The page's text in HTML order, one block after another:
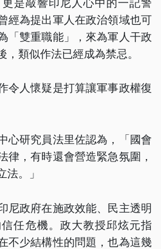
經為提出軍人在政治領域也可
「雙重職能」，來為軍人干政
類似作法已經成為禁忌。
令人懷疑是打算讓軍事政權復
心研究員法里佐認為，「國會
律，有時還會營造緊急氛圍，
。」
尼政府在施政效能、民主透明
任危機。政大教授邱炫元指
不少結構性的問題，也為這幾